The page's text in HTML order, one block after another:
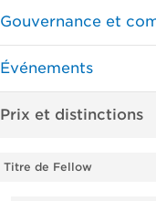
Gouvernance et
Événements
Prix et distinctions
Titre de Fellow